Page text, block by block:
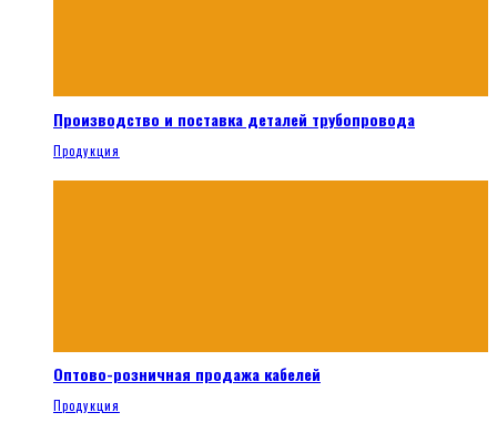
Производство и поставка деталей трубопровода
Продукция
Оптово-розничная продажа кабелей
Продукция